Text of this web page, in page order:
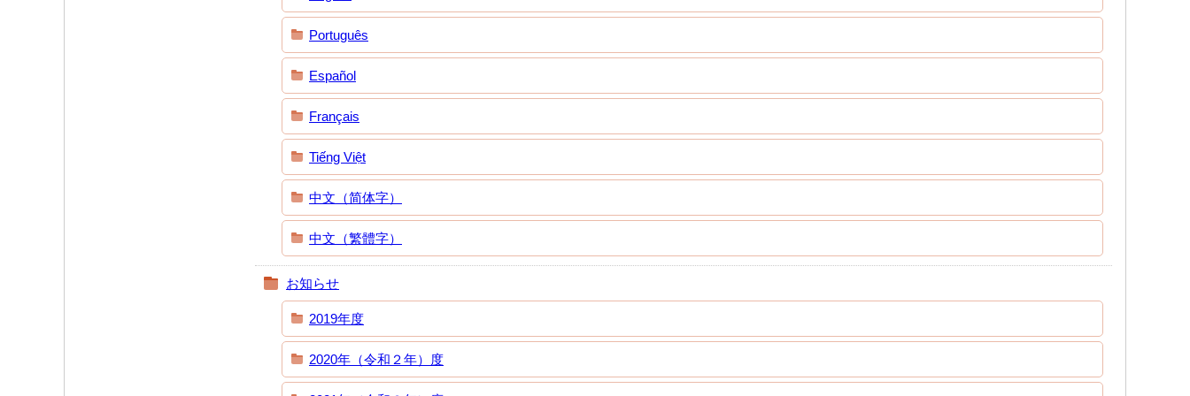
Português
Español
Français
Tiếng Việt
中文（简体字）
中文（繁體字）
お知らせ
2019年度
2020年（令和２年）度